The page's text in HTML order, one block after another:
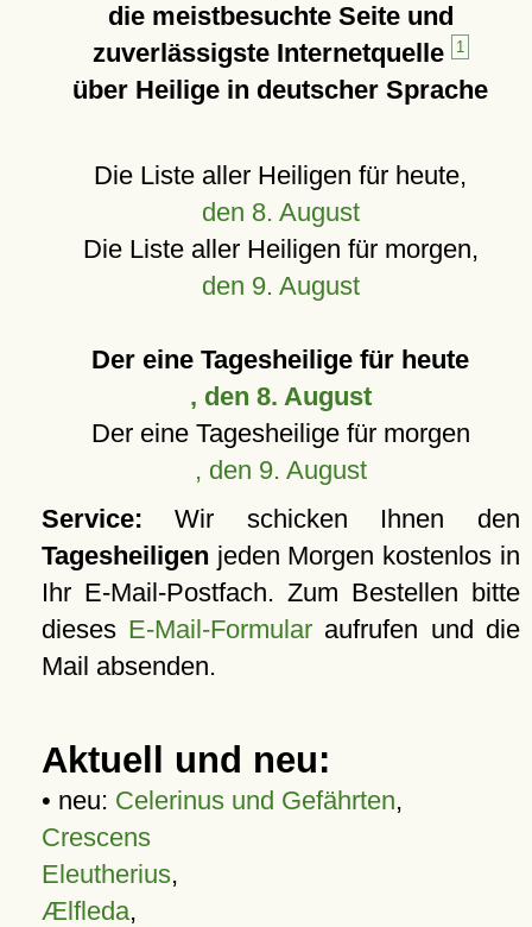
die meistbesuchte Seite und
zuverlässigste Internetquelle
1
über Heilige in deutscher Sprache
Die Liste aller Heiligen für heute,
den 8. August
Die Liste aller Heiligen für morgen,
den 9. August
Der eine Tagesheilige für heute
, den 8. August
Der eine Tagesheilige für morgen
, den 9. August
Service: Wir schicken Ihnen den
Tagesheiligen jeden Morgen kostenlos in
Ihr E-Mail-Postfach. Zum Bestellen bitte
dieses E-Mail-Formular aufrufen und die
Mail absenden.
Aktuell und neu:
• neu: Celerinus und Gefährten,
Crescens
Eleutherius,
Ælfleda,